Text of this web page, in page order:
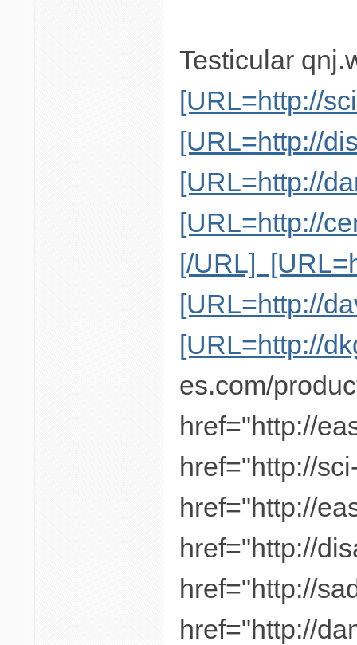
Testicular
[URL=http://
[URL=http://
[URL=http://
[URL=http://
[/URL]
[URL=http://
[URL=http://
es.com/
href="http://
href="http://
href="http://
href="http://
href="http://
href="http://